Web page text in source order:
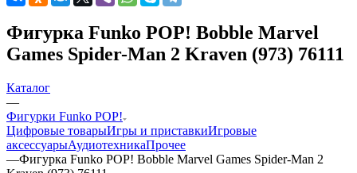
Фигурка Funko POP! Bobble Marvel
Games Spider-Man 2 Kraven (973) 76111
Каталог
—
Фигурки Funko POP!
Цифровые товарыИгры и приставкиИгровые
аксессуарыАудиотехникаПрочее
—Фигурка Funko POP! Bobble Marvel Games Spider-Man 2